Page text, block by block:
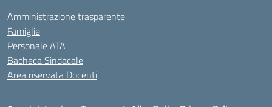
Amministrazione trasparente
Famiglie
Personale ATA
Bacheca Sindacale
Area riservata Docenti